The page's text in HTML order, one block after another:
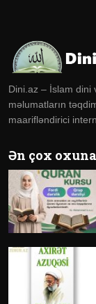
Dini.az – İslam dini
məlumatların
maarifləndirici
Ən çox